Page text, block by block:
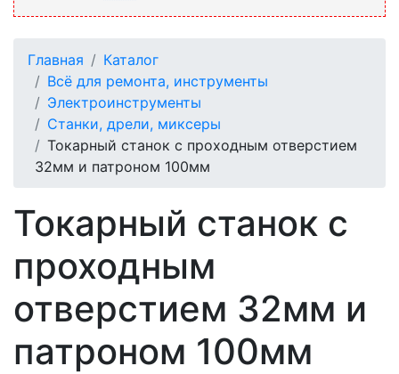
Главная
Каталог
Всё для ремонта, инструменты
Электроинструменты
Станки, дрели, миксеры
Токарный станок с проходным отверстием
32мм и патроном 100мм
Токарный станок с
проходным
отверстием 32мм и
патроном 100мм